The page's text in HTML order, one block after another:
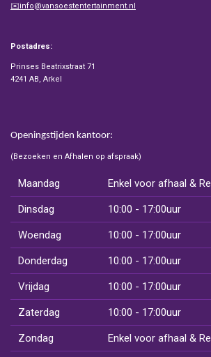
✉️info@vansoestentertainment.nl
Postadres:
Prinses Beatrixstraat 71
4241 AB, Arkel
Openingstijden kantoor:
(Bezoeken en Afhalen op afspraak)
Maandag Enkel voor afhaal &
Dinsdag 10:00 - 17:00uur
Woendag 10:00 - 17:00uur
Donderdag 10:00 - 17:00uur
Vrijdag 10:00 - 17:00uur
Zaterdag 10:00 - 17:00uur
Zondag Enkel voor afhaal &